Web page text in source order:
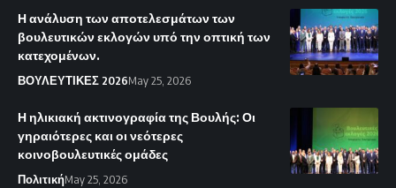
Η ανάλυση των αποτελεσμάτων των
βουλευτικών εκλογών υπό την οπτική των
κατεχομένων.
ΒΟΥΛΕΥΤΙΚΕΣ 2026May 25, 2026
Η ηλικιακή ακτινογραφία της Βουλής: Οι
γηραιότερες και οι νεότερες
κοινοβουλευτικές ομάδες
ΠολιτικήMay 25, 2026